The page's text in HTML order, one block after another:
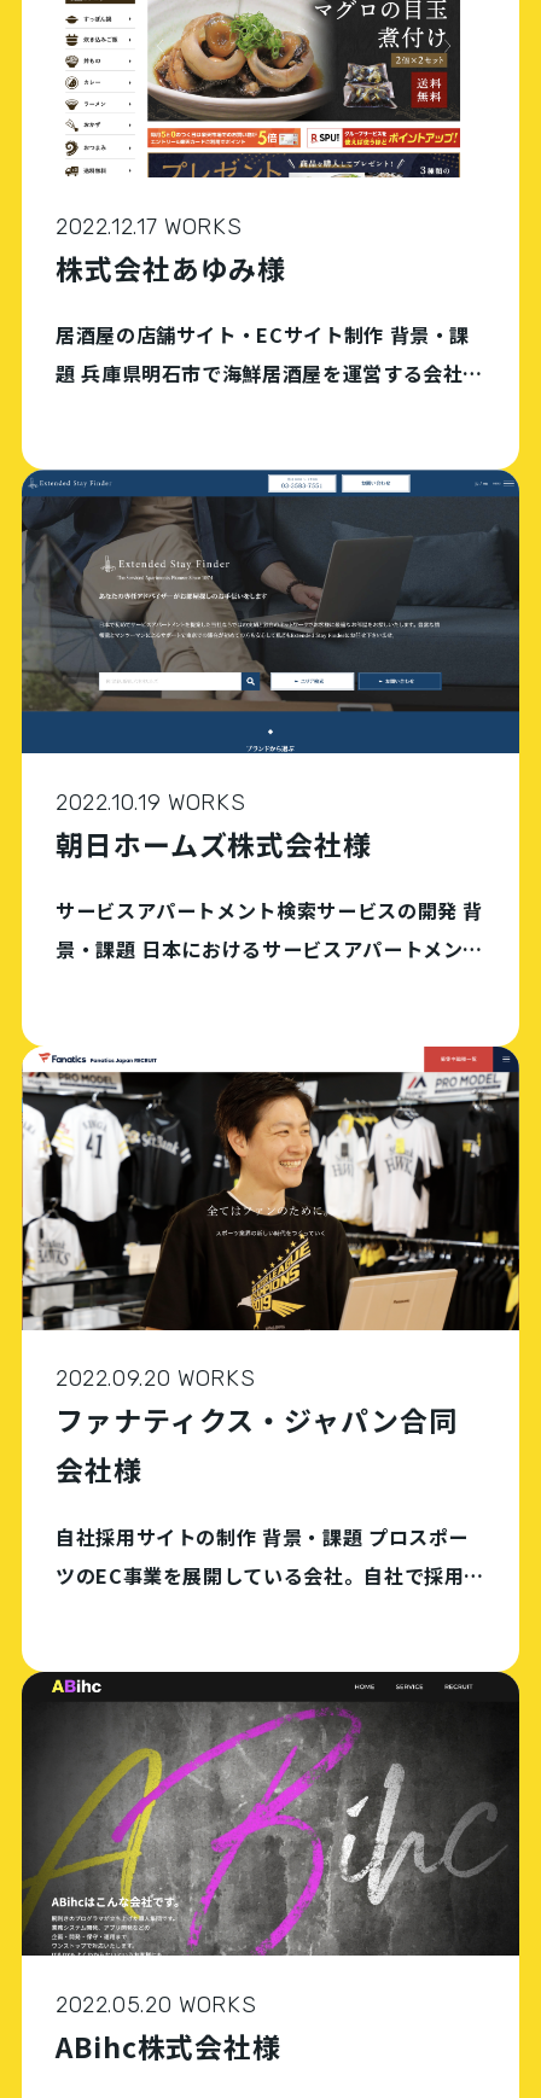
2022.12.17 WORKS
株式会社あゆみ様
居酒屋の店舗サイト・ECサイト制作 背景・課
題 兵庫県明石市で海鮮居酒屋を運営する会社。
けられた経済産業省の事業再構築補助金「緊急
事態 […]
2022.10.19 WORKS
朝日ホームズ株式会社様
サービスアパートメント検索サービスの開発 背
景・課題 日本におけるサービスアパートメント
で、日本に長期滞在を検討する外国人向けのサ
ービスアパ […]
2022.09.20 WORKS
ファナティクス・ジャパン合同
会社様
自社採用サイトの制作 背景・課題 プロスポー
ツのEC事業を展開している会社。自社で採用広
採用活動に課題を感じていた。募集要項の掲載
だけで […]
2022.05.20 WORKS
ABihc株式会社様